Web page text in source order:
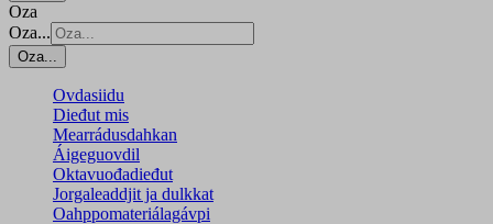
Oza
Oza...
Oza...
Ovdasiidu
Dieđut mis
Mearrádusdahkan
Áigeguovdil
Oktavuođadieđut
Jorgaleaddjit ja dulkkat
Oahppomateriálagávpi